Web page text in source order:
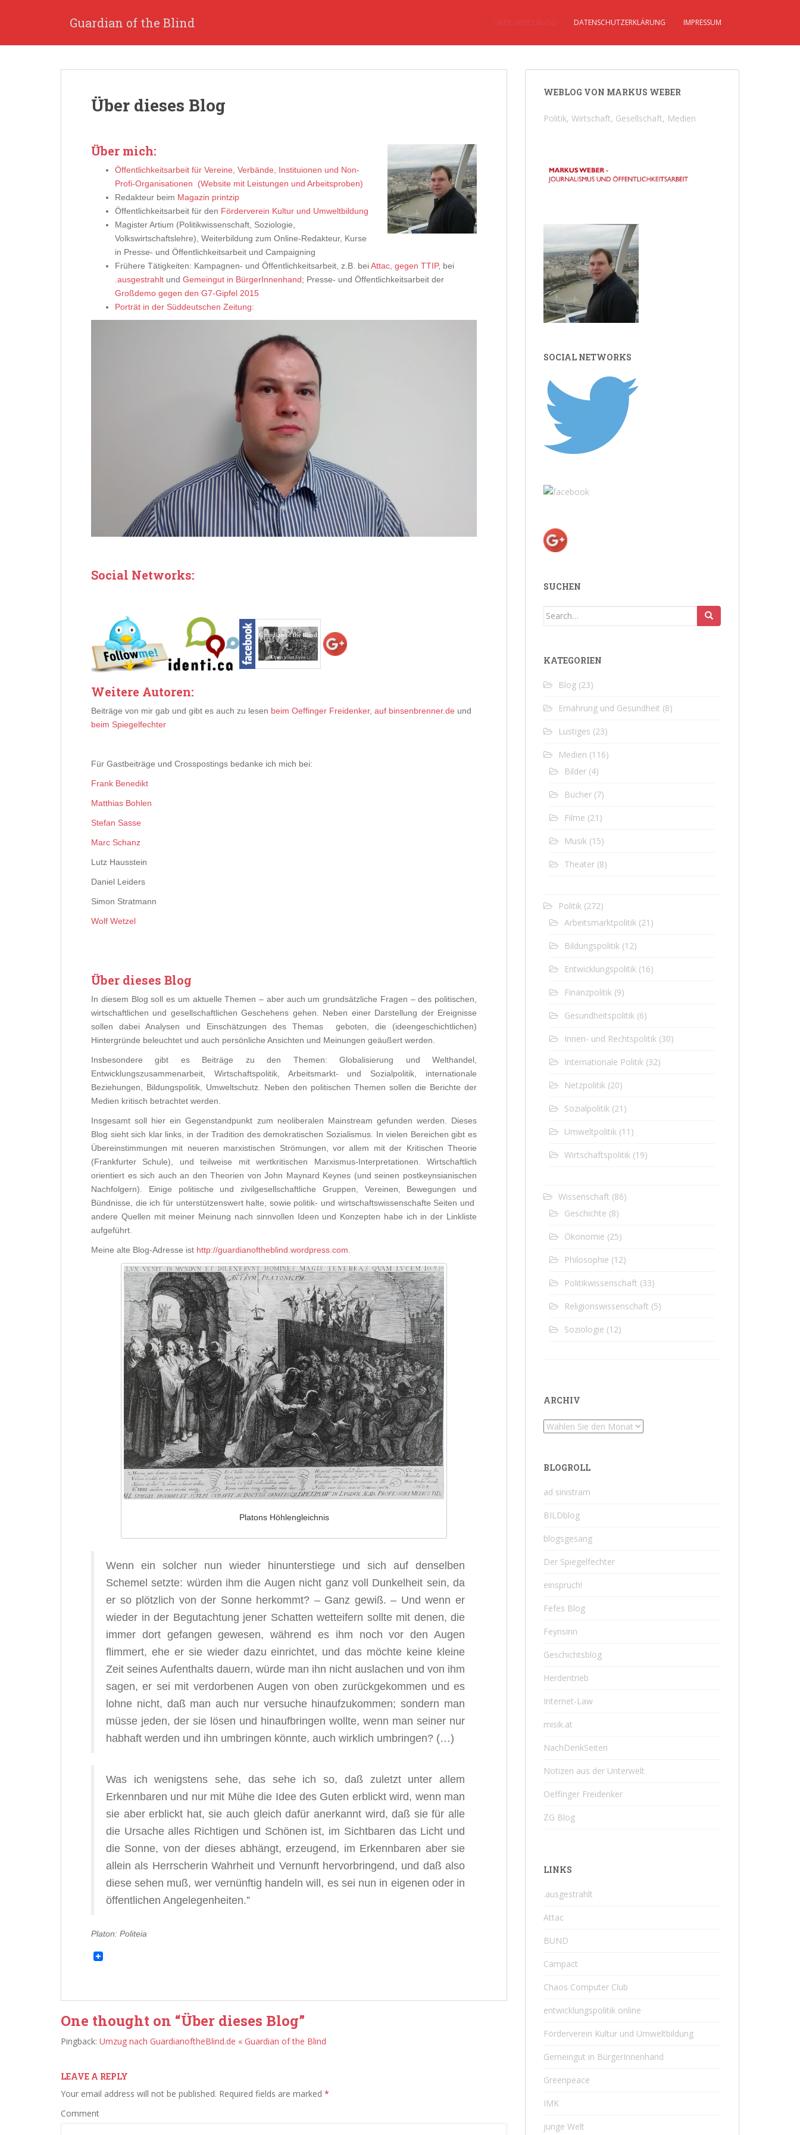
p
Guardian of the Blind ÜBER DIESES BLOG DATENSCHUTZERKLÄRUNG IMPRESSUM
Über dieses Blog
Über mich:
Öffentlichkeitsarbeit für Vereine, Verbände, Instituionen und Non-
Profi-Organisationen (Website mit Leistungen und Arbeitsproben)
Redakteur beim Magazin printzip
Öffentlichkeitsarbeit für den Förderverein Kultur und Umweltbildung
Magister Artium (Politikwissenschaft, Soziologie,
Volkswirtschaftslehre), Weiterbildung zum Online-Redakteur, Kurse
in Presse- und Öffentlichkeitsarbeit und Campaigning
Frühere Tätigkeiten: Kampagnen- und Öffentlichkeitsarbeit, z.B. beiAttac gegen TTIP, bei
.ausgestrahlt und Gemeingut in BürgerInnenhand; Presse- und Öffentlichkeitsarbeit der
Großdemo gegen den G7-Gipfel 2015
Porträt in der Süddeutschen Zeitung:
Social Networks:
Weitere Autoren:
Beiträge von mir gab und gibt es auch zu lesen beim Oeffinger Freidenker, auf binsenbrenner.de und
beim Spiegelfechter
Für Gastbeiträge und Crosspostings bedanke ich mich bei:
Frank Benedikt
Matthias Bohlen
Stefan Sasse
Marc Schanz
Lutz Hausstein
Daniel Leiders
Simon Stratmann
Wolf Wetzel
Über dieses Blog
In diesem Blog soll es um aktuelle Themen – aber auch um grundsätzliche Fragen – des politischen,
wirtschaftlichen und gesellschaftlichen Geschehens gehen. Neben einer Darstellung der Ereignisse
sollen dabei Analysen und Einschätzungen des Themas geboten, die (ideengeschichtlichen)
Hintergründe beleuchtet und auch persönliche Ansichten und Meinungen geäußert werden.
Insbesondere gibt es Beiträge zu den Themen: Globalisierung und Welthandel,
Entwicklungszusammenarbeit, Wirtschaftspolitik, Arbeitsmarkt- und Sozialpolitik, internationale
Beziehungen, Bildungspolitik, Umweltschutz. Neben den politischen Themen sollen die Berichte der
Medien kritisch betrachtet werden.
Insgesamt soll hier ein Gegenstandpunkt zum neoliberalen Mainstream gefunden werden. Dieses
Blog sieht sich klar links, in der Tradition des demokratischen Sozialismus. In vielen Bereichen gibt es
Übereinstimmungen mit neueren marxistischen Strömungen, vor allem mit der Kritischen Theorie
(Frankfurter Schule), und teilweise mit wertkritischen Marxismus-Interpretationen. Wirtschaftlich
orientiert es sich auch an den Theorien von John Maynard Keynes (und seinen postkeynsianischen
Nachfolgern). Einige politische und zivilgesellschaftliche Gruppen, Vereinen, Bewegungen und
Bündnisse, die ich für unterstützenswert halte, sowie politik- und wirtschaftswissenschafte Seiten und
andere Quellen mit meiner Meinung nach sinnvollen Ideen und Konzepten habe ich in der Linkliste
aufgeführt.
Meine alte Blog-Adresse ist http://guardianoftheblind.wordpress.com
Platons Höhlengleichnis
Wenn ein solcher nun wieder hinunterstiege und sich auf denselben
Schemel setzte: würden ihm die Augen nicht ganz voll Dunkelheit sein, da
er so plötzlich von der Sonne herkommt? – Ganz gewiß. – Und wenn er
wieder in der Begutachtung jener Schatten wetteifern sollte mit denen, die
immer dort gefangen gewesen, während es ihm noch vor den Augen
flimmert, ehe er sie wieder dazu einrichtet, und das möchte keine kleine
Zeit seines Aufenthalts dauern, würde man ihn nicht auslachen und von ihm
sagen, er sei mit verdorbenen Augen von oben zurückgekommen und es
lohne nicht, daß man auch nur versuche hinaufzukommen; sondern man
müsse jeden, der sie lösen und hinaufbringen wollte, wenn man seiner nur
habhaft werden und ihn umbringen könnte, auch wirklich umbringen? (…)
Was ich wenigstens sehe, das sehe ich so, daß zuletzt unter allem
Erkennbaren und nur mit Mühe die Idee des Guten erblickt wird, wenn man
sie aber erblickt hat, sie auch gleich dafür anerkannt wird, daß sie für alle
die Ursache alles Richtigen und Schönen ist, im Sichtbaren das Licht und
die Sonne, von der dieses abhängt, erzeugend, im Erkennbaren aber sie
allein als Herrscherin Wahrheit und Vernunft hervorbringend, und daß also
diese sehen muß, wer vernünftig handeln will, es sei nun in eigenen oder in
öffentlichen Angelegenheiten.”
Platon: Politeia
One thought on “Über dieses Blog”
Pingback: Umzug nach GuardianoftheBlind.de « Guardian of the Blind
LEAVE A REPLY
Your email address will not be published. Required fields are marked *
Comment
WEBLOG VON MARKUS WEBER
Politik, Wirtschaft, Gesellschaft, Medien
SOCIAL NETWORKS
SUCHEN
Search
KATEGORIEN
Blog (23)
Ernährung und Gesundheit (8)
Lustiges (23)
Medien (116)
Bilder (4)
Bücher (7)
Filme (21)
Musik (15)
Theater (8)
Politik (272)
Arbeitsmarktpolitik (21)
Bildungspolitik (12)
Entwicklungspolitik (16)
Finanzpolitik (9)
Gesundheitspolitik (6)
Innen- und Rechtspolitik (30)
Internationale Politik (32)
Netzpolitik (20)
Sozialpolitik (21)
Umweltpolitik (11)
Wirtschaftspolitik (19)
Wissenschaft (86)
Geschichte (8)
Ökonomie (25)
Philosophie (12)
Politikwissenschaft (33)
Religionswissenschaft (5)
Soziologie (12)
ARCHIV
Archiv
BLOGROLL
ad sinistram
BILDblog
blogsgesang
Der Spiegelfechter
einspruch!
Fefes Blog
Feynsinn
Geschichtsblog
Herdentrieb
Internet-Law
misik.at
NachDenkSeiten
Notizen aus der Unterwelt
Oeffinger Freidenker
ZG Blog
LINKS
.ausgestrahlt
Attac
BUND
Campact
Chaos Computer Club
entwicklungspolitik online
Förderverein Kultur und Umweltbildung
Gemeingut in BürgerInnenhand
Greenpeace
IMK
junge Welt